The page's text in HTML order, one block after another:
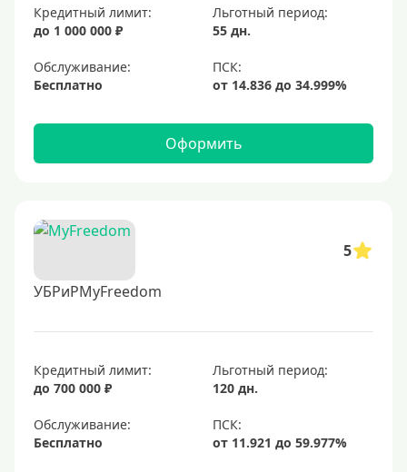
Кредитный лимит:
до 1 000 000 ₽
Льготный период:
55 дн.
Обслуживание:
Бесплатно
Оформить
5
УБРиРMyFreedom
Кредитный лимит:
до 700 000 ₽
Льготный период:
120 дн.
Обслуживание:
Бесплатно